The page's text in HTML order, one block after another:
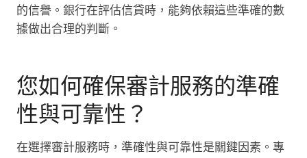
的信譽。銀行在評估信貸時，能夠依賴這些準確的數
據做出合理的判斷。
您如何確保審計服務的準確
性與可靠性？
在選擇審計服務時，準確性與可靠性是關鍵因素。專